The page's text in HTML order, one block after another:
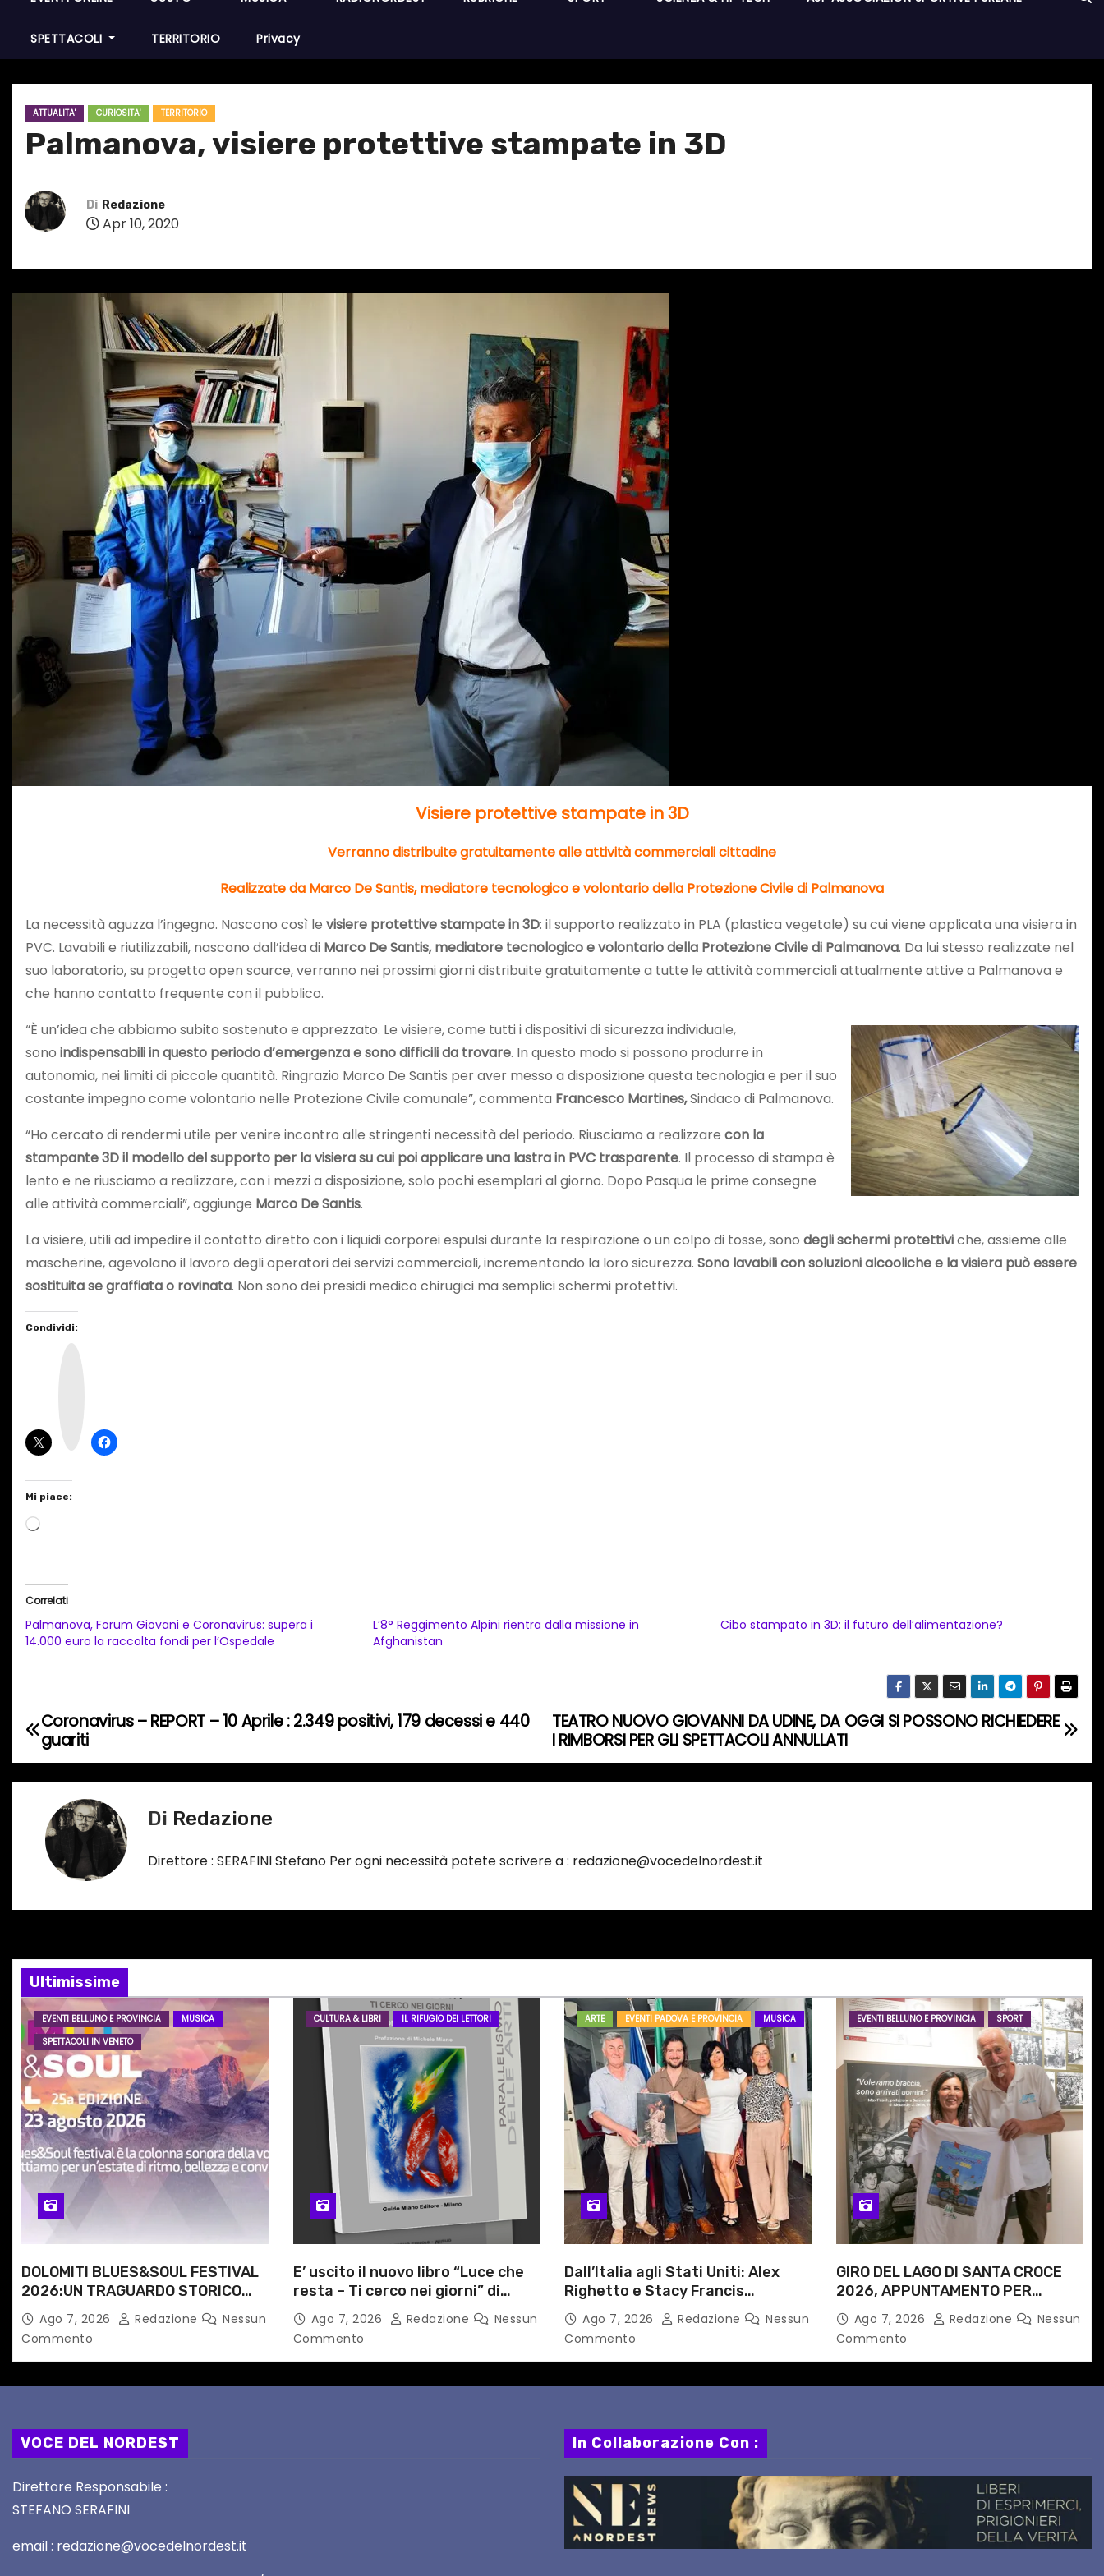
SPETTACOLI TERRITORIO Privacy
ATTUALITA' CURIOSITA' TERRITORIO
Palmanova, visiere protettive stampate in 3D
Di Redazione
Apr 10, 2020
Visiere protettive stampate in 3D
Verranno distribuite gratuitamentealle attività commerciali cittadine
Realizzate da Marco De Santis, mediatore tecnologico e volontario della Protezione Civile di Palmanova
La necessità aguzza l’ingegno. Nascono così le visiere protettive stampate in 3D: il supporto realizzato in PLA (plastica vegetale) su cui viene applicata una visiera in
PVC. Lavabili e riutilizzabili, nascono dall’idea di Marco De Santis, mediatore tecnologico e volontario della Protezione Civile di Palmanova. Da lui stesso realizzate nel
suo laboratorio, su progetto open source, verranno nei prossimi giorni distribuite gratuitamente a tutte le attività commerciali attualmente attive a Palmanova e
che hanno contatto frequente con il pubblico.
“È un’idea che abbiamo subito sostenuto e apprezzato. Le visiere, come tutti i dispositivi di sicurezza individuale,
sono indispensabili in questo periodo d’emergenza e sono difficili da trovare. In questo modo si possono produrre in
autonomia, nei limiti di piccole quantità. Ringrazio Marco De Santis per aver messo a disposizione questa tecnologia e per il suo
costante impegno come volontario nelle Protezione Civile comunale”, commenta Francesco Martines,Sindaco di Palmanova.
“Ho cercato di rendermi utile per venire incontro alle stringenti necessità del periodo. Riusciamo a realizzare con la
stampante 3D il modello del supporto per la visiera su cui poi applicare una lastra in PVC trasparente. Il processo di stampa è
lento e ne riusciamo a realizzare, con i mezzi a disposizione, solo pochi esemplari al giorno. Dopo Pasqua le prime consegne
alle attività commerciali”, aggiunge Marco De Santis.
La visiere, utili ad impedire il contatto diretto con i liquidi corporei espulsi durante la respirazione o un colpo di tosse, sono degli schermi protettiviche, assieme alle
mascherine, agevolano il lavoro degli operatori dei servizi commerciali, incrementando la loro sicurezza. Sono lavabili con soluzioni alcooliche e la visiera può essere
sostituita se graffiata o rovinata. Non sono dei presidi medico chirugici ma semplici schermi protettivi.
Condividi:
Mi piace:
C
a
t
o
c
o
o
Correlati
Palmanova, Forum Giovani e Coronavirus: supera i
14.000 euro la raccolta fondi per l’Ospedale
L’8° Reggimento Alpini rientra dalla missione in
Afghanistan
Cibo stampato in 3D: il futuro dell’alimentazione?
N
a
i
o
n
e
a
r
t
c
o
l
i
TEATRO NUOVO GIOVANNI DA UDINE, DA OGGI SI POSSONO RICHIEDERE
I RIMBORSI PER GLI SPETTACOLI ANNULLATI
Coronavirus – REPORT – 10 Aprile : 2.349 positivi, 179 decessi e 440
guariti
Di Redazione
Direttore : SERAFINI Stefano Per ogni necessità potete scrivere a : redazione@vocedelnordest.it
Ultimissime
EVENTI BELLUNO E PROVINCIA
MUSICA
SPETTACOLI IN VENETO
DOLOMITI BLUES&SOUL FESTIVAL
2026:UN TRAGUARDO STORICO
PER LA 25ª EDIZIONE TRA LE CIME
PATRIMONIO UNESCO
Ago 7, 2026 Redazione
Nessun
Commento
CULTURA & LIBRI IL RIFUGIO DEI LETTORI
E’ uscito il nuovo libro “Luce che
resta – Ti cerco nei giorni” di
Angela Ragozzino, medico
primario di Capua
Ago 7, 2026 Redazione
Nessun
Commento
ARTE EVENTI PADOVA E PROVINCIA MUSICA
Dall’Italia agli Stati Uniti: Alex
Righetto e Stacy Francis
uniscono arte, musica e
tecnologia in un nuovo progetto
internazionale”
Ago 7, 2026 Redazione
Nessun
Commento
EVENTI BELLUNO E PROVINCIA SPORT
GIRO DEL LAGO DI SANTA CROCE
2026, APPUNTAMENTO PER
DOMENICA 16 AGOSTO
Ago 7, 2026 Redazione
Nessun
Commento
VOCE DEL NORDEST
Direttore Responsabile :
STEFANO SERAFINI
email : redazione@vocedelnordest.it
In Collaborazione Con :